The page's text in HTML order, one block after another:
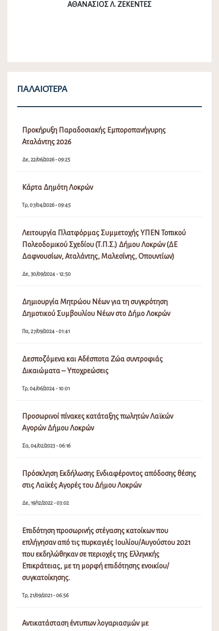
ΑΘΑΝΑΣΙΟΣ Λ. ΖΕΚΕΝΤΕΣ
ΠΑΛΑΙΌΤΕΡΑ
Προκήρυξη Παραδοσιακής Εμποροπανήγυρης
Αταλάντης 2026
Δε, 22/06/2026 - 09:25
Κάρτα Δημότη Λοκρών
Τρ, 07/04/2026 - 09:45
Λειτουργία Πλατφόρμας Συμμετοχής ΥΠΕΝ Τοπικού
Πολεοδομικού Σχεδίου (Τ.Π.Σ.) Δήμου Λοκρών (ΔΕ
Δαφνουσίων, Αταλάντης, Μαλεσίνης, Οπουντίων)
Δε, 30/09/2024 - 12:50
Δημιουργία Μητρώου Νέων για τη συγκρότηση
Δημοτικού Συμβουλίου Νέων στο Δήμο Λοκρών
Πα, 27/09/2024 - 01:41
Δεσποζόμενα και Αδέσποτα Ζώα συντροφιάς
Δικαιώματα – Υποχρεώσεις
Τρ, 04/06/2024 - 10:01
Προσωρινοί πίνακες κατάταξης πωλητών Λαϊκών
Αγορών Δήμου Λοκρών
Σα, 04/02/2023 - 06:16
Πρόσκληση Εκδήλωσης Ενδιαφέροντος απόδοσης θέσης
στις Λαϊκές Αγορές του Δήμου Λοκρών
Δε, 19/12/2022 - 03:02
Επιδότηση προσωρινής στέγασης κατοίκων που
επλήγησαν από τις πυρκαγιές Ιουλίου/Αυγούστου 2021
που εκδηλώθηκαν σε περιοχές της Ελληνικής
Επικράτειας, με τη μορφή επιδότησης ενοικίου/
συγκατοίκησης.
Τρ, 21/09/2021 - 06:56
Αντικατάσταση έντυπων λογαριασμών με